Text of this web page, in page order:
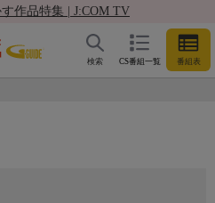
作品特集 | J:COM TV
CS番組一覧 番組表
検索